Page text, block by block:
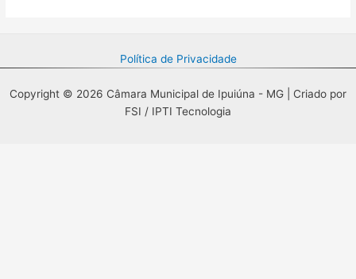
Política de Privacidade
Copyright © 2026 Câmara Municipal de Ipuiúna - MG | Criado por
FSI / IPTI Tecnologia